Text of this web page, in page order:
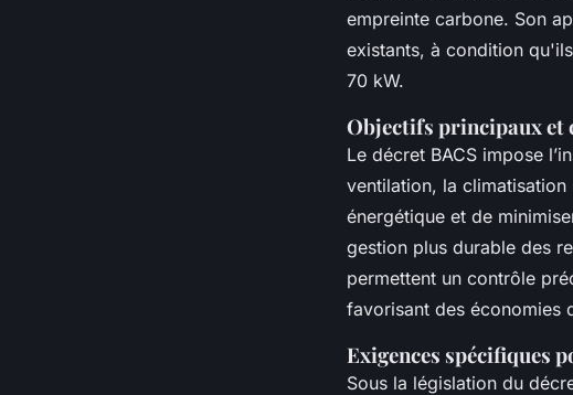
empreinte carbone. Son
existants, à condition
70 kW.
Objectifs principaux et
Le décret BACS impose
ventilation, la climatisation
énergétique et de
gestion plus durable des
permettent un contrôle
favorisant des économies
Exigences spécifiques
Sous la législation du